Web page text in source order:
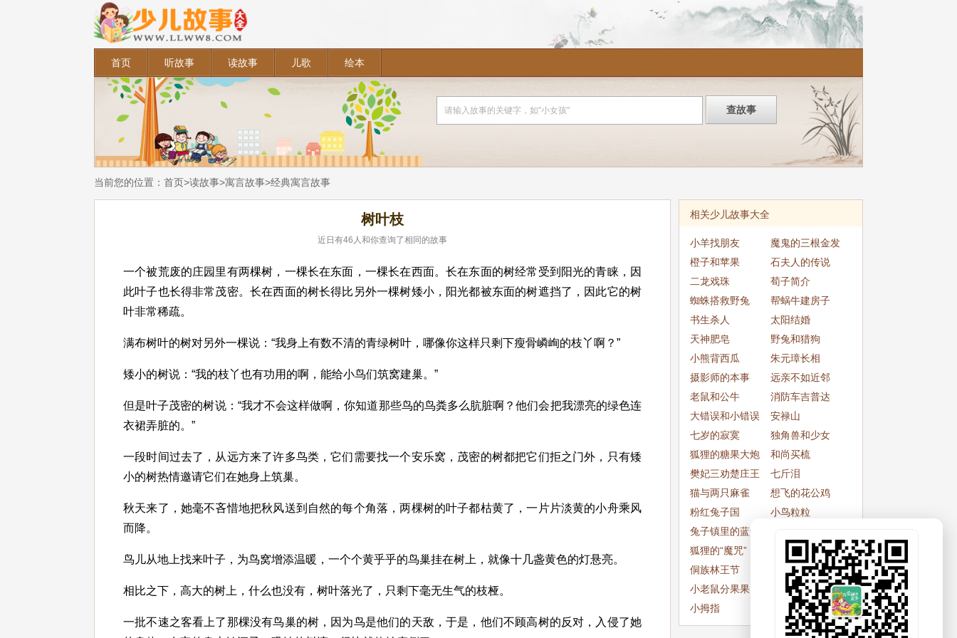
首页 听故事 读故事 儿歌 绘本
当前您的位置： 首页>读故事>寓言故事>经典寓言故事
树叶枝
近日有46 人和你查询了相同的故事
一个被荒废的庄园里有两棵树，一棵长在东面，一棵长在西面。长在东面的树经常受到阳光的青睐，因
此叶子也长得非常茂密。长在西面的树长得比另外一棵树矮小，阳光都被东面的树遮挡了，因此它的树
叶非常稀疏。
满布树叶的树对另外一棵说：“我身上有数不清的青绿树叶，哪像你这样只剩下瘦骨嶙峋的枝丫啊？”
矮小的树说：“我的枝丫也有功用的啊，能给小鸟们筑窝建巢。”
但是叶子茂密的树说：“我才不会这样做啊，你知道那些鸟的鸟粪多么肮脏啊？他们会把我漂亮的绿色连
衣裙弄脏的。”
一段时间过去了，从远方来了许多鸟类，它们需要找一个安乐窝，茂密的树都把它们拒之门外，只有矮
小的树热情邀请它们在她身上筑巢。
秋天来了，她毫不吝惜地把秋风送到自然的每个角落，两棵树的叶子都枯黄了，一片片淡黄的小舟乘风
而降。
鸟儿从地上找来叶子，为鸟窝增添温暖，一个个黄乎乎的鸟巢挂在树上，就像十几盏黄色的灯悬亮。
相比之下，高大的树上，什么也没有，树叶落光了，只剩下毫无生气的枝桠。
一批不速之客看上了那棵没有鸟巢的树，因为鸟是他们的天敌，于是，他们不顾高树的反对，入侵了她
相关少儿故事大全
小羊找朋友
魔鬼的三根金发
橙子和苹果
石夫人的传说
二龙戏珠
荀子简介
蜘蛛搭救野兔
帮蜗牛建房子
书生杀人
太阳结婚
天神肥皂
野兔和猎狗
小熊背西瓜
朱元璋长相
摄影师的本事
远亲不如近邻
老鼠和公牛
消防车吉普达
大错误和小错误
安禄山
七岁的寂寞
独角兽和少女
狐狸的糖果大炮
和尚买梳
樊妃三劝楚庄王
七斤泪
猫与两只麻雀
想飞的花公鸡
粉红兔子国
小鸟粒粒
兔子镇里的蓝兔子
狐狸的“魔咒”
知道不知道
侗族林王节
妞妞和爸爸同岁
小老鼠分果果
小狗拉维拉的宝贝
小拇指
母鸡与老人